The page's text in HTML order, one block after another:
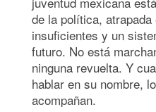
de la política,
insuficientes y un
futuro. No está
ninguna revuelta. Y
hablar en su nombre,
acompañan.